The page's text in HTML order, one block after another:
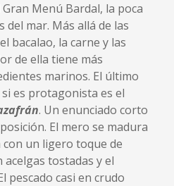
Menú Bardal, la poca
del mar. Más allá de las
bacalao, la carne y las
de ella tiene más
marinos. El último
es protagonista es el
. Un enunciado corto
El mero se madura
un ligero toque de
acelgas tostadas y el
pescado casi en crudo